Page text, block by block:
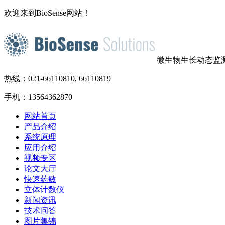
欢迎来到BioSense网站！
微生物生长动态监
热线：021-66110810, 66110819
手机：13564362870
网站首页
产品介绍
系统原理
应用介绍
视频专区
论文大厅
快速药敏
立体计数仪
新闻资讯
技术问答
图片集锦